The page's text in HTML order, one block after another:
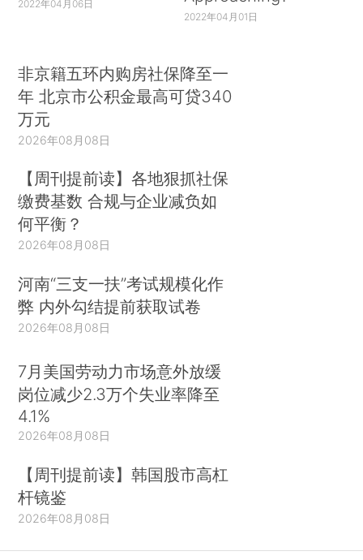
2022年04月06日
2022年04月01日
非京籍五环内购房社保降至一
年 北京市公积金最高可贷340
万元
2026年08月08日
【周刊提前读】各地狠抓社保
缴费基数 合规与企业减负如
何平衡？
2026年08月08日
河南“三支一扶”考试规模化作
弊 内外勾结提前获取试卷
2026年08月08日
7月美国劳动力市场意外放缓
岗位减少2.3万个失业率降至
4.1%
2026年08月08日
【周刊提前读】韩国股市高杠
杆镜鉴
2026年08月08日